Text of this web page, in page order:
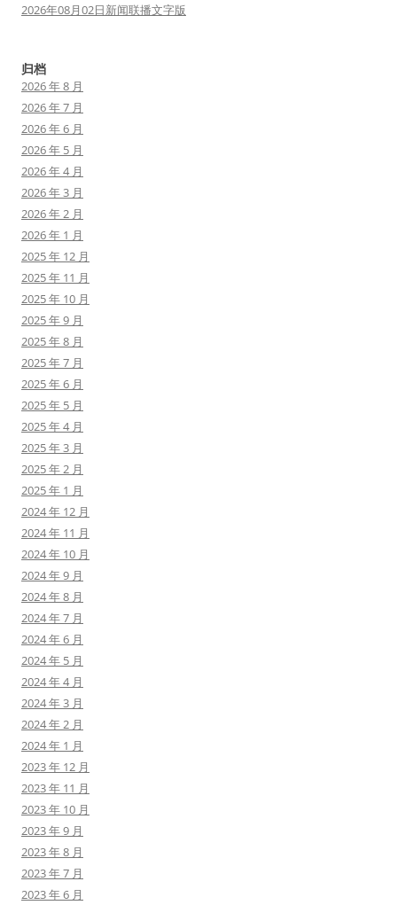
2026年08月02日新闻联播文字版
归档
2026 年 8 月
2026 年 7 月
2026 年 6 月
2026 年 5 月
2026 年 4 月
2026 年 3 月
2026 年 2 月
2026 年 1 月
2025 年 12 月
2025 年 11 月
2025 年 10 月
2025 年 9 月
2025 年 8 月
2025 年 7 月
2025 年 6 月
2025 年 5 月
2025 年 4 月
2025 年 3 月
2025 年 2 月
2025 年 1 月
2024 年 12 月
2024 年 11 月
2024 年 10 月
2024 年 9 月
2024 年 8 月
2024 年 7 月
2024 年 6 月
2024 年 5 月
2024 年 4 月
2024 年 3 月
2024 年 2 月
2024 年 1 月
2023 年 12 月
2023 年 11 月
2023 年 10 月
2023 年 9 月
2023 年 8 月
2023 年 7 月
2023 年 6 月